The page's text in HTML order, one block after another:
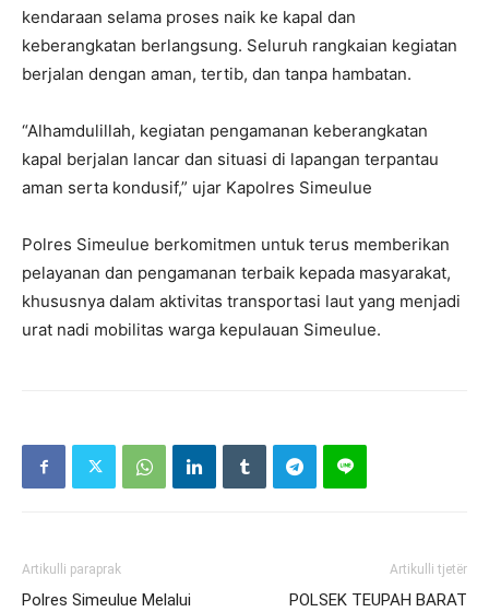
kendaraan selama proses naik ke kapal dan
keberangkatan berlangsung. Seluruh rangkaian kegiatan
berjalan dengan aman, tertib, dan tanpa hambatan.
“Alhamdulillah, kegiatan pengamanan keberangkatan
kapal berjalan lancar dan situasi di lapangan terpantau
aman serta kondusif,” ujar Kapolres Simeulue
Polres Simeulue berkomitmen untuk terus memberikan
pelayanan dan pengamanan terbaik kepada masyarakat,
khususnya dalam aktivitas transportasi laut yang menjadi
urat nadi mobilitas warga kepulauan Simeulue.
Artikulli paraprak
Polres Simeulue Melalui
Artikulli tjetër
POLSEK TEUPAH BARAT